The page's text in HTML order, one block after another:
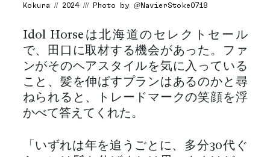
Kokura // 2024 /// Photo by @NavierStoke0718
Idol Horseは北海道のセレクトセール
で、田口に取材する機会があった。ファ
ンがそのヘアスタイルを気に入っている
こと、髪を伸ばすプランはあるのかと尋
ねられると、トレードマークの笑顔を浮
かべて答えてくれた。
「いずれは年を追うごとに、多分30代ぐ